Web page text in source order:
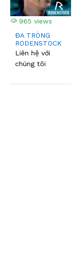
965 views
ĐA TRÒNG
RODENSTOCK
Liên hệ với
chúng tôi